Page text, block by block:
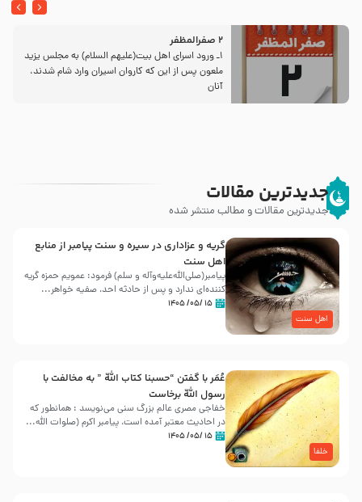
2 صفرالمظفر
1ـ ورود اسراى اهل بیت‌(علیهم السلام) به مجلس یزید
ملعون پس از این كه كاروان اسیران وارد شام شدند،
آنان
جدیدترین مقالات
جدیدترین مقالات و مطالب منتشر شده
اهل سنت
گریه و عزاداری در سیره و سنت پیامبر از منابع
اهل سنت
پیامبر(صلی‌الله‌علیه‌وآله و سلم) فرمود: عمویم حمزه گریه
کننده‌ای ندارد و پس از حادثه احد، صفیه خواهر...
۱۵ /۰۵/ ۱۴۰۵
خلفا
عُمَر با گفتن “حسبنا كتاب اللّه ” به مخالفت با
رسول اللّه برخاست
خفاجی مصری عالم بزرگ سنی می‌نویسد : همانطور که
در احادیث معتبر آمده است، پیامبر اکرم (صلوات اللّه...
۱۵ /۰۵/ ۱۴۰۵